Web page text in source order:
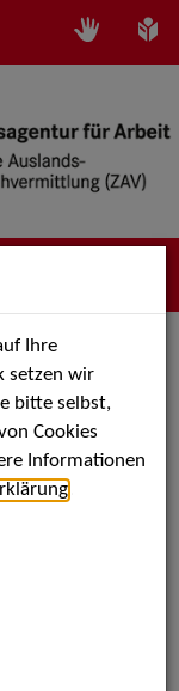
als PDF speichern
Ihre
setzen wir
bitte selbst,
Cookies
Informationen